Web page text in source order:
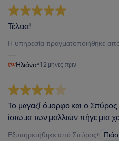
Τέλεια!
Η υπηρεσία πραγματοποιήθηκε
Ηλιάνα•12 μήνες πριν
Το μαγαζί όμορφο και ο
ίσιωμα των μαλλιών πήγε μια
Εξυπηρετήθηκε από Σπύρος•